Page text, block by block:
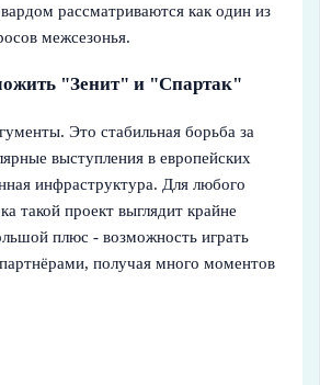
рассматриваются как один из
межсезонья.
"Зенит" и "Спартак"
Это стабильная борьба за
выступления в европейских
инфраструктура. Для любого
такой проект выглядит крайне
плюс - возможность играть
получая много моментов